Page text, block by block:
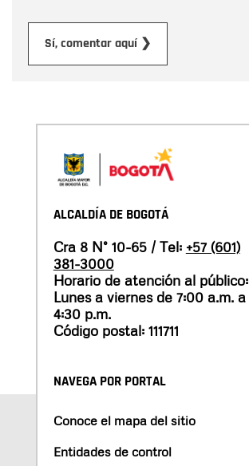
Sí, comentar aquí ❯
ALCALDÍA DE BOGOTÁ
Cra 8 N° 10-65 / Tel: +57 (601)
381-3000
Horario de atención al público:
Lunes a viernes de 7:00 a.m. a
4:30 p.m.
Código postal: 111711
NAVEGA POR PORTAL
Conoce el mapa del sitio
Entidades de control